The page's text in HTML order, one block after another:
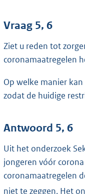
Vraag 5, 6
Ziet u reden tot
coronamaatregelen
Op welke manier
zodat de huidige
Antwoord 5, 6
Uit het onderzoek
jongeren vóór
coronamaatregelen
niet te zeggen. Het